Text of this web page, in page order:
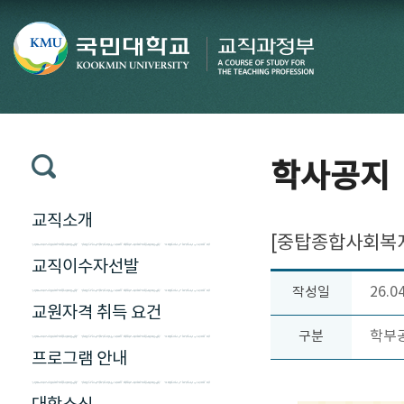
교직소개
교직이수자선발
교원자격 취득 요건
프로그램 안내
학사공지
[중탑종합사회
작성일
구분 학부